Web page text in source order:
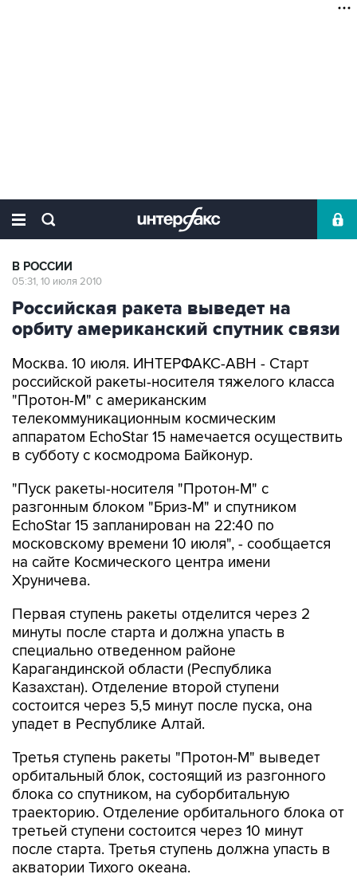
В РОССИИ
05:31, 10 июля 2010
Российская ракета выведет на
орбиту американский спутник связи
Москва. 10 июля. ИНТЕРФАКС-АВН - Старт
российской ракеты-носителя тяжелого класса
"Протон-М" с американским
телекоммуникационным космическим
аппаратом EchoStar 15 намечается осуществить
в субботу с космодрома Байконур.
"Пуск ракеты-носителя "Протон-М" с
разгонным блоком "Бриз-М" и спутником
EchoStar 15 запланирован на 22:40 по
московскому времени 10 июля", - сообщается
на сайте Космического центра имени
Хруничева.
Первая ступень ракеты отделится через 2
минуты после старта и должна упасть в
специально отведенном районе
Карагандинской области (Республика
Казахстан). Отделение второй ступени
состоится через 5,5 минут после пуска, она
упадет в Республике Алтай.
Третья ступень ракеты "Протон-М" выведет
орбитальный блок, состоящий из разгонного
блока со спутником, на суборбитальную
траекторию. Отделение орбитального блока от
третьей ступени состоится через 10 минут
после старта. Третья ступень должна упасть в
акватории Тихого океана.